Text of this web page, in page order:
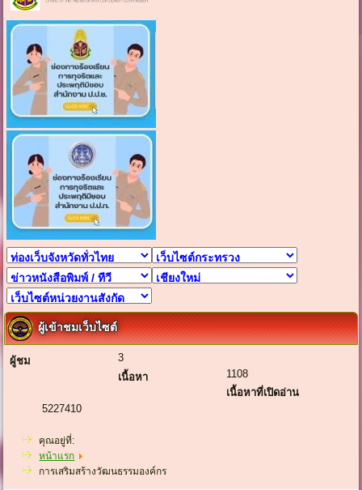
ผู้เข้าชมเว็บไซต์
ผู้ชม
3
เนื้อหา
1108
เนื้อหาที่เปิดอ่าน
5227410
คุณอยู่ที่:
หน้าแรก
การเสริมสร้างวัฒนธรรมองค์กร